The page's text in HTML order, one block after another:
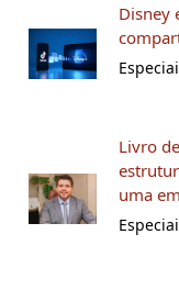
Disney
Livro
uma